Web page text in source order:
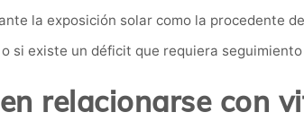
la exposición solar como la procedente
si existe un déficit que requiera
relacionarse con